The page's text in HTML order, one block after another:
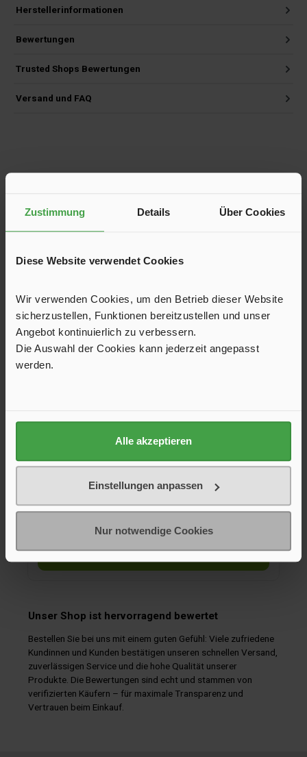
Zustimmung Details Über Cookies
Diese Website verwendet Cookies
Wir verwenden Cookies, um den Betrieb dieser Website
sicherzustellen, Funktionen bereitzustellen und unser
Angebot kontinuierlich zu verbessern.
Die Auswahl der Cookies kann jederzeit angepasst
werden.
Alle akzeptieren
Einstellungen anpassen
Nur notwendige Cookies
Herstellerinformationen
Bewertungen
Trusted Shops Bewertungen
Versand und FAQ
16-teiliges Geschirrset aus hochwertigem Melamin. Zeitlos
Suppenteller Ø 19 cm4 Dessertteller Ø 23 cm4 Henkelbecher
79,90 €*
Unser Shop ist hervorragend bewertet
Bestellen Sie bei uns mit einem guten Gefühl: Viele zufriedene
Kundinnen und Kunden bestätigen unseren schnellen Versand,
zuverlässigen Service und die hohe Qualität unserer
Produkte. Die Bewertungen sind echt und stammen von
verifizierten Käufern – für maximale Transparenz und
Vertrauen beim Einkauf.